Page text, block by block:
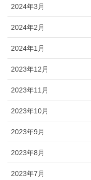
2024年3月
2024年2月
2024年1月
2023年12月
2023年11月
2023年10月
2023年9月
2023年8月
2023年7月